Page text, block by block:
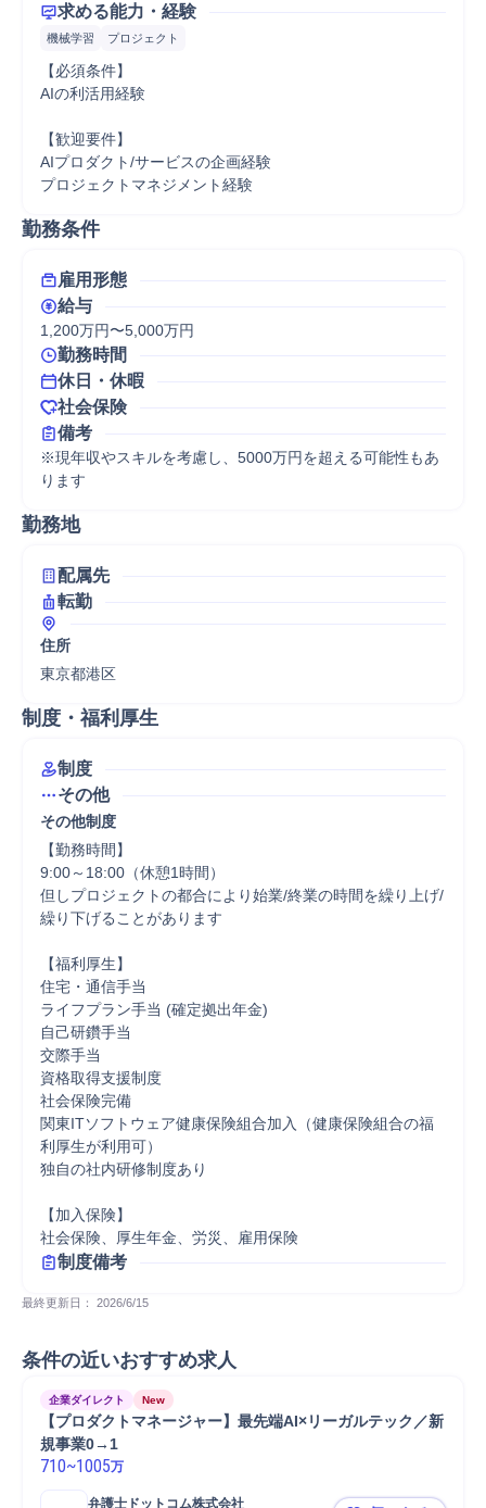
求める能力・経験
機械学習 プロジェクト
【必須条件】
AIの利活用経験
【歓迎要件】
AIプロダクト/サービスの企画経験
プロジェクトマネジメント経験
勤務条件
雇用形態
給与
1,200万円〜5,000万円
勤務時間
休日・休暇
社会保険
備考
※現年収やスキルを考慮し、5000万円を超える可能性もあ
ります
勤務地
配属先
転勤
住所
東京都港区
制度・福利厚生
制度
その他
その他制度
【勤務時間】
9:00～18:00（休憩1時間）
但しプロジェクトの都合により始業/終業の時間を繰り上げ/
繰り下げることがあります
【福利厚生】
住宅・通信手当
ライフプラン手当 (確定拠出年金)
自己研鑽手当
交際手当
資格取得支援制度
社会保険完備
関東ITソフトウェア健康保険組合加入（健康保険組合の福
利厚生が利用可）
独自の社内研修制度あり
【加入保険】
社会保険、厚生年金、労災、雇用保険
制度備考
最終更新日： 2026/6/15
条件の近いおすすめ求人
企業ダイレクト New
【プロダクトマネージャー】最先端AI×リーガルテック／新
規事業0→1
710~1005万
弁護士ドットコム株式会社